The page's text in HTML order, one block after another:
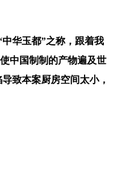
华玉都”之称，跟着我
中国制制的产物遍及世
致本案厨房空间太小，